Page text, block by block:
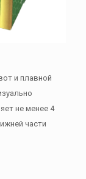
и плавной
не менее 4
части